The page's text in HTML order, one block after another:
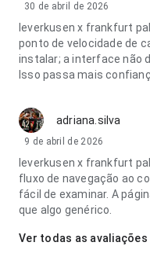
30 de abril de 2026
leverkusen x frankfurt
ponto de velocidade de
instalar; a interface não
Isso passa mais
adriana.silva
9 de abril de 2026
leverkusen x frankfurt
fluxo de navegação ao
fácil de examinar. A
que algo genérico.
Ver todas as avaliações